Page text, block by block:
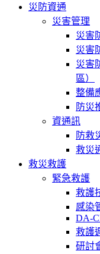
災防資通
災害管理
災害
災害
災害
區）
整備
防災
資通訊
防救
救災
救災救護
緊急救護
救護
感染
DA-
救護
研討